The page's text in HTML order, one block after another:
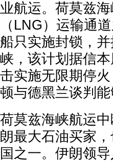
业航运。荷莫兹
（LNG）运输通
船只实施封锁，
峡，该计划据信
击实施无限期停
顿与德黑兰谈判能
荷莫兹海峡航运
朗最大石油买家
国之一。伊朗领